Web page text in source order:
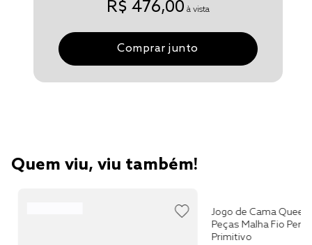
R$ 476,00 à vista
Comprar junto
Quem viu, viu também!
Jogo de Cama
Peças Malha Fio
Primitivo